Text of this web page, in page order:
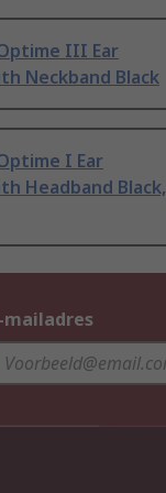
III Ear
Neckband Black
I Ear
Headband Black,
mailadres